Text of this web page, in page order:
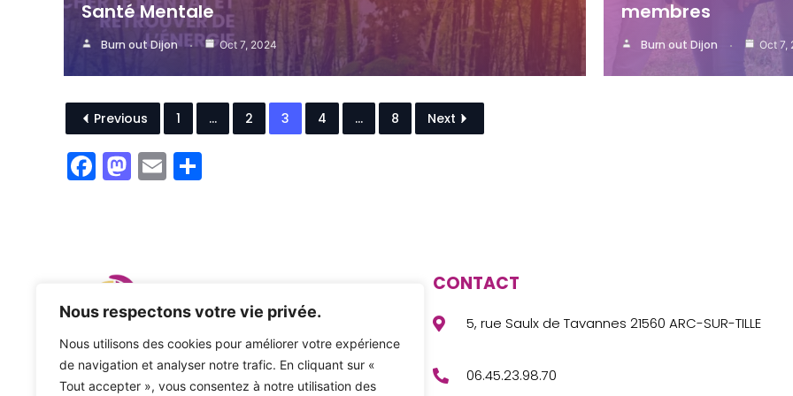
Nous respectons votre vie privée.
Nous utilisons des cookies pour améliorer votre expérience
de navigation et analyser notre trafic. En cliquant sur «
Tout accepter », vous consentez à notre utilisation des
Santé Mentale
Burn out Dijon Oct 7, 2024
membres
Burn out Dijon Oct 7,
Previous 1 … 2 3 4 … 8 Next
F
a
b
o
o
k
M
a
d
o
n
E
m
er
Association Burn Out Dijon
Association loi 1901 – SIREN N°903 218 998
CONTACT
5, rue Saulx de Tavannes 21560 ARC-SUR-TILLE
06.45.23.98.70